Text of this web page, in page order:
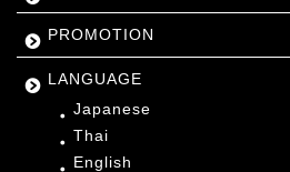
PROMOTION
LANGUAGE
Japanese
Thai
English